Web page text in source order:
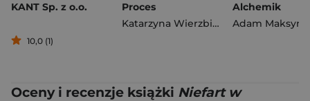
KANT Sp. z o.o.
10,0 (1)
Proces
Katarzyna Wierzbicka
Alchemik
Oceny i recenzje książki Niefart w